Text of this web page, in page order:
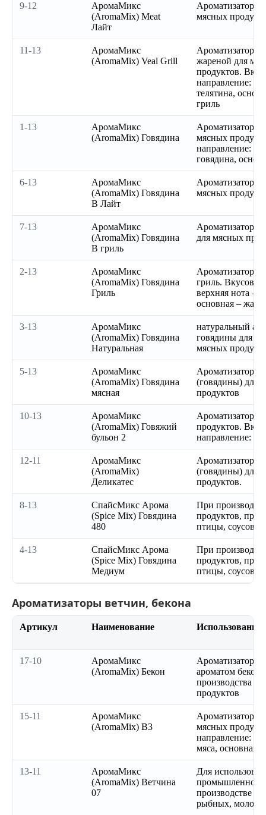
9-12
АромаМикс
(AromaMix) Meat
Лайт
Ароматизатор
мясных
11-13
АромаМикс
(AromaMix) Veal Grill
Ароматизатор
жареной для
продуктов.
направление:
телятина,
гриль
1-13
АромаМикс
(AromaMix) Говядина
Ароматизатор
мясных
направление:
говядина,
6-13
АромаМикс
(AromaMix) Говядина
В Лайт
Ароматизатор
мясных
7-13
АромаМикс
(AromaMix) Говядина
В гриль
Ароматизатор
для мясных
2-13
АромаМикс
(AromaMix) Говядина
Гриль
Ароматизатор
гриль. Вкусовое
верхняя нота –
основная –
3-13
АромаМикс
(AromaMix) Говядина
Натуральная
натуральный
говядины для
мясных
5-13
АромаМикс
(AromaMix) Говядина
мясная
Ароматизатор
(говядины) для
продуктов
10-13
АромаМикс
(AromaMix) Говяжий
бульон 2
Ароматизатор
продуктов.
направление:
12-11
АромаМикс
(AromaMix)
Деликатес
Ароматизатор
(говядины) для
продуктов.
8-13
СпайсМикс Арома
(Spice Mix) Говядина
480
При
продуктов,
птицы, соусов и
4-13
СпайсМикс Арома
(Spice Mix) Говядина
Медиум
При
продуктов,
птицы, соусов и
Ароматизаторы ветчин, бекона
Артикул Наименование Использование
17-10
АромаМикс
(AromaMix) Бекон
Ароматизатор с
ароматом
производства
продуктов
15-11
АромаМикс
(AromaMix) В3
Ароматизатор
мясных
направление:
мяса, основная -
13-11
АромаМикс
(AromaMix) Ветчина
07
Для
производстве
рыбных,